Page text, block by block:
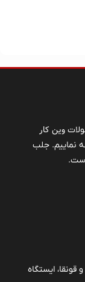
وین کار
نماییم. جلب
قونقا، ایستگاه